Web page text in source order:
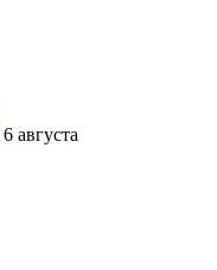
6 августа